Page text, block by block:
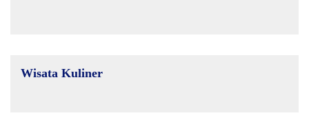
Wisata Kuliner